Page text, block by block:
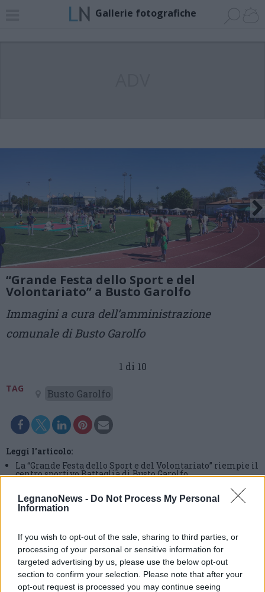
LegnanoNews - Do Not Process My Personal
Information
If you wish to opt-out of the sale, sharing to third parties, or
processing of your personal or sensitive information for
targeted advertising by us, please use the below opt-out
section to confirm your selection. Please note that after your
opt-out request is processed you may continue seeing
Gallerie fotografiche
“Grande Festa dello Sport e del
Volontariato” a Busto Garolfo
Immagini a cura dell’amministrazione
comunale di Busto Garolfo
1 di 10
TAG Busto Garolfo
Leggi l'articolo:
La “Grande Festa dello Sport e del Volontariato” riempie il
centro sportivo Battaglia di Busto Garolfo